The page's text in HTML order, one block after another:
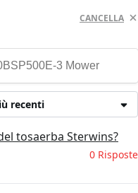
CANCELLA
recenti
tosaerba Sterwins?
0 Risposte